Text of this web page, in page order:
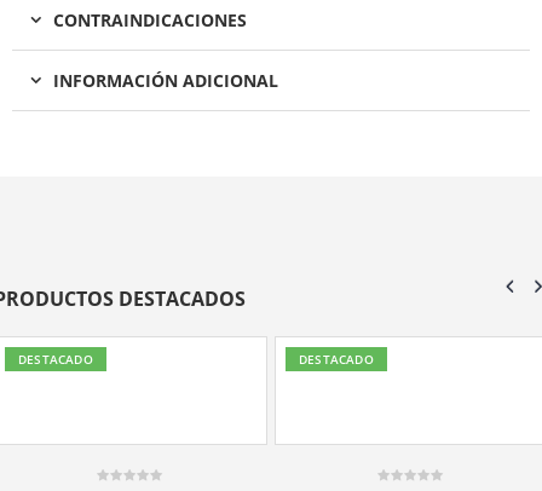
CONTRAINDICACIONES
INFORMACIÓN ADICIONAL
DESTACADOS
DESTACADO DESTACADO